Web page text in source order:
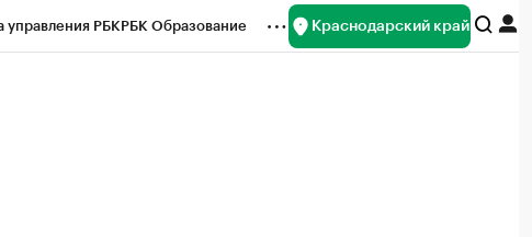
управления РБКРБК Образование Краснодарский край